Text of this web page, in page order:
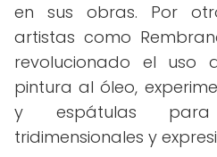
en sus obras. Por
artistas como
revolucionado el
pintura al óleo,
y espátulas
tridimensionales y